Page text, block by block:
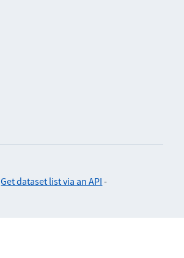
Get dataset list via an API -